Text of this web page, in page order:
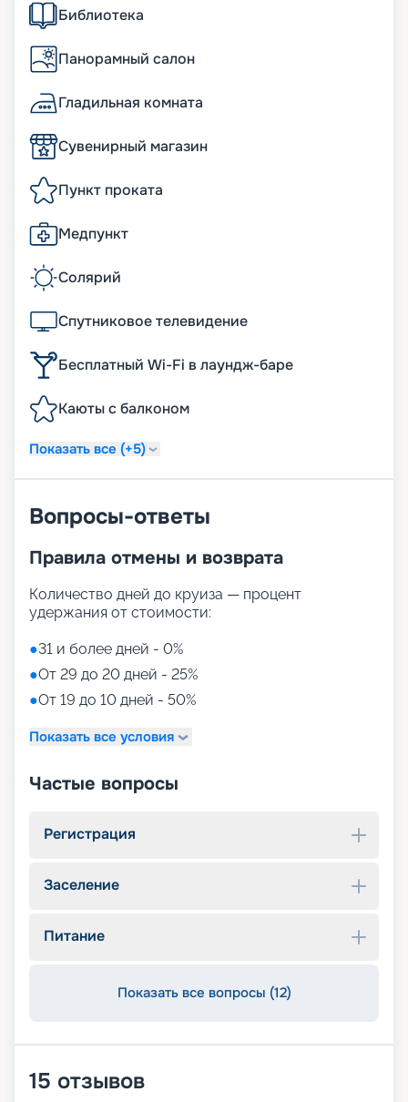
Библиотека
Панорамный салон
Гладильная комната
Сувенирный магазин
Пункт проката
Медпункт
Солярий
Спутниковое телевидение
Бесплатный Wi-Fi в лаундж-баре
Каюты с балконом
Показать все (+5)
Вопросы-ответы
Правила отмены и возврата
Количество дней до круиза — процент
удержания от стоимости:
●31 и более дней - 0%
●От 29 до 20 дней - 25%
●От 19 до 10 дней - 50%
Показать все условия
Частые вопросы
Регистрация
Заселение
Питание
Показать все вопросы (12)
15 отзывов